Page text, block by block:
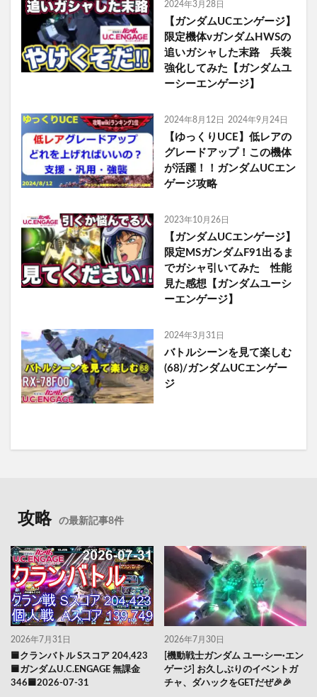
2024年3月28日
【ガンダムUCエンゲージ】
限定機体νガンダムHWSの
追いガシャした末路 兵装
強化してみた【ガンダムユ
ーシーエンゲージ】
2024年8月12日 2024年9月24日
【ゆっくりUCE】低レアの
グレードアップ！この機体
が活躍！！ガンダムUCエン
ゲージ攻略
2023年10月26日
【ガンダムUCエンゲージ】
限定MSガンダムF91出るま
でガシャ引いてみた 性能
見た感想【ガンダムユーシ
ーエンゲージ】
2024年3月31日
バトルシーンを見て楽しむ
(68)/ガンダムUCエンゲー
ジ
攻略 の最新記事8件
2026年7月31日
🟦クランバトル Sスコア 204,423
🟦ガンダムU.C.ENGAGE 無課金
346🟦2026-07-31
2026年7月30日
[機動戦士ガンダム ユー·シー·エン
ゲージ] お久しぶりのイベントガ
チャ、ダハックをGETだぜ🎉🎉